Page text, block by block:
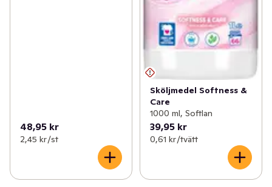
48,95 kr
2,45 kr /st
Sköljmedel Softness &
Care
1000 ml, Softlan
39,95 kr
0,61 kr /tvätt